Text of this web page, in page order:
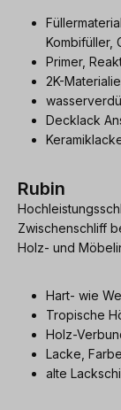
Kombifüller,
Primer,
2K-
Decklack
Rubin
Zwischenschliff
Holz- und
Hart- wie
Tropische
Holz-
Lacke,
alte